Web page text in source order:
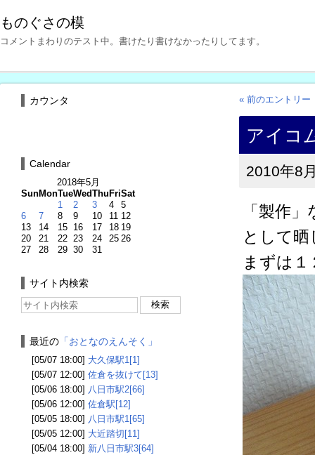
ものぐさの模
コメントまわりのテスト中。書けたり書けなかったりしてます。
« 前のエントリー
アイコ
2010年8
「製作
として
まずは
カウンタ
Calendar
2018年5月
SunMonTueWedThu FriSat
1
2 3 4
5
6
7 8 9 10 11 12
13
14 15 16 17 18 19
20
21 22 23 24 25 26
27
28 29 30 31
サイト内検索
最近の 「おとなのえんそく」
[05/07 18:00] 大久保駅1[1]
[05/07 12:00] 佐倉を抜けて[13]
[05/06 18:00] 八日市駅2[66]
[05/06 12:00] 佐倉駅[12]
[05/05 18:00] 八日市駅1[65]
[05/05 12:00] 大近踏切[11]
[05/04 18:00] 新八日市駅3[64]